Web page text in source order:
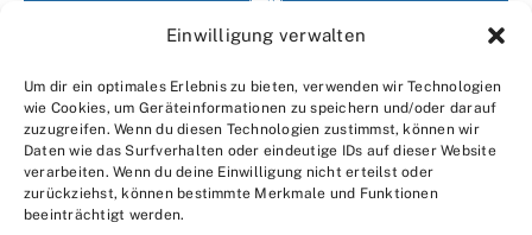
Einwilligung verwalten
Um dir ein optimales Erlebnis zu bieten, verwenden wir Technologien
wie Cookies, um Geräteinformationen zu speichern und/oder darauf
zuzugreifen. Wenn du diesen Technologien zustimmst, können wir
Daten wie das Surfverhalten oder eindeutige IDs auf dieser Website
verarbeiten. Wenn du deine Einwilligung nicht erteilst oder
zurückziehst, können bestimmte Merkmale und Funktionen
beeinträchtigt werden.
Wir über uns
Kontakt
Datenschutzerklärung